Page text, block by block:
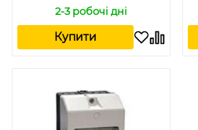
2-3 робочі дні
Купити